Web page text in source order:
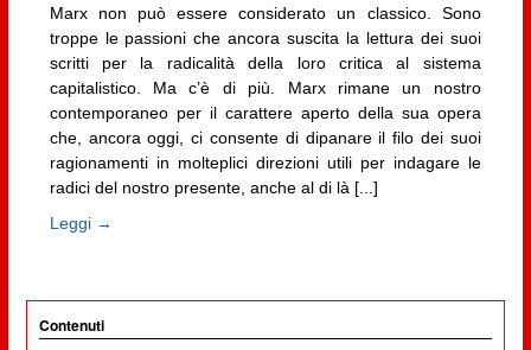
Marx non può essere considerato un classico. Sono
troppe le passioni che ancora suscita la lettura dei suoi
scritti per la radicalità della loro critica al sistema
capitalistico. Ma c’è di più. Marx rimane un nostro
contemporaneo per il carattere aperto della sua opera
che, ancora oggi, ci consente di dipanare il filo dei suoi
ragionamenti in molteplici direzioni utili per indagare le
radici del nostro presente, anche al di là [...]
Leggi →
Contenuti